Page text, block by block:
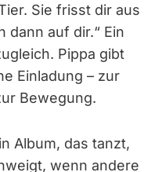
Sie frisst dir aus
dann auf dir.“ Ein
Pippa gibt
Einladung – zur
Bewegung.
Album, das tanzt,
wenn andere